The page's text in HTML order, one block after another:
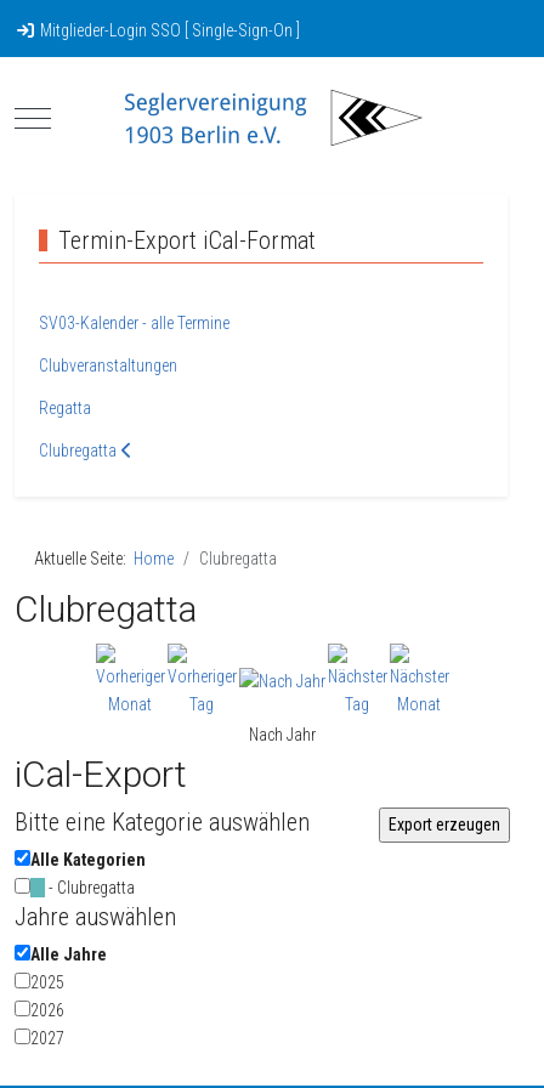
Mitglieder-Login SSO [ Single-Sign-On ]
Mobile Menu Toggle
Termin-Export iCal-Format
SV03-Kalender - alle Termine
Clubveranstaltungen
Regatta
Clubregatta
Aktuelle Seite: Home Clubregatta
Clubregatta
Nach Jahr
iCal-Export
Bitte eine Kategorie auswählen
Alle Kategorien
- Clubregatta
Jahre auswählen
Alle Jahre
2025
2026
2027